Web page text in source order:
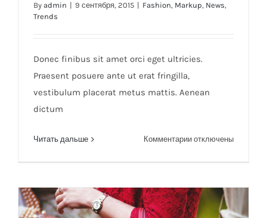
By admin | 9 сентября, 2015 | Fashion, Markup, News,
Trends
Donec finibus sit amet orci eget ultricies.
Praesent posuere ante ut erat fringilla,
vestibulum placerat metus mattis. Aenean
dictum
Читать дальше Комментариик
nunc
ut
отключены